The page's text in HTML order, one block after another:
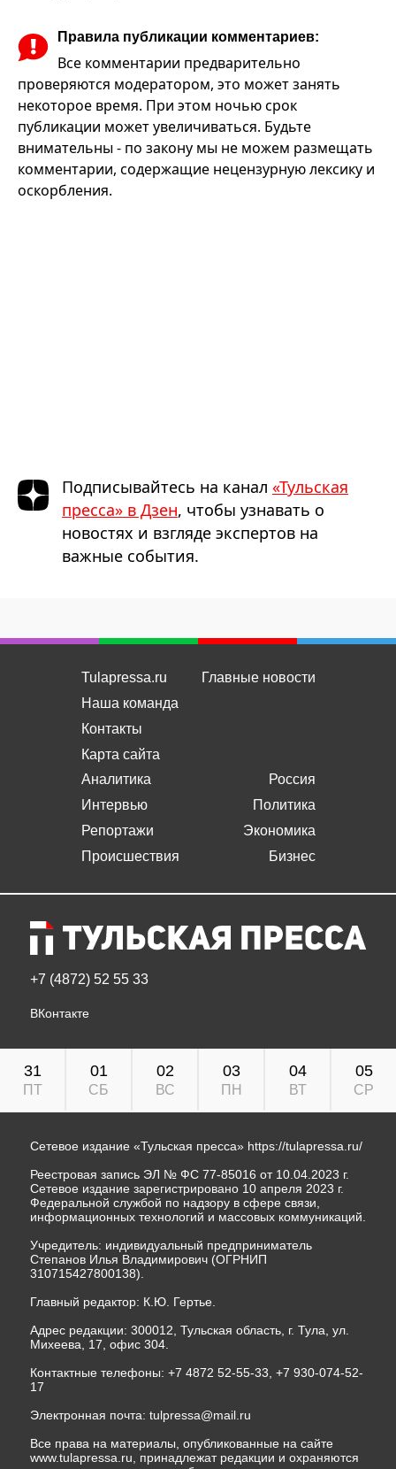
Правила публикации комментариев:
Все комментарии предварительно
проверяются модератором, это может занять
некоторое время. При этом ночью срок
публикации может увеличиваться. Будьте
внимательны - по закону мы не можем размещать
комментарии, содержащие нецензурную лексику и
оскорбления.
Подписывайтесь на канал «Тульская
пресса» в Дзен, чтобы узнавать о
новостях и взгляде экспертов на
важные события.
Tulapressa.ru
Наша команда
Контакты
Карта сайта
Главные новости
Аналитика
Интервью
Репортажи
Происшествия
Россия
Политика
Экономика
Бизнес
+7 (4872) 52 55 33
ВКонтакте
31
ПТ
01
СБ
02
ВС
03
ПН
04
ВТ
05
СР
Сетевое издание «Тульская пресса» https://tulapressa.ru/
Реестровая запись ЭЛ № ФС 77-85016 от 10.04.2023 г.
Сетевое издание зарегистрировано 10 апреля 2023 г.
Федеральной службой по надзору в сфере связи,
информационных технологий и массовых коммуникаций.
Учредитель: индивидуальный предприниматель
Степанов Илья Владимирович (ОГРНИП
310715427800138).
Главный редактор: К.Ю. Гертье.
Адрес редакции: 300012, Тульская область, г. Тула, ул.
Михеева, 17, офис 304.
Контактные телефоны: +7 4872 52-55-33, +7 930-074-52-
17
Электронная почта: tulpressa@mail.ru
Все права на материалы, опубликованные на сайте
www.tulapressa.ru, принадлежат редакции и охраняются